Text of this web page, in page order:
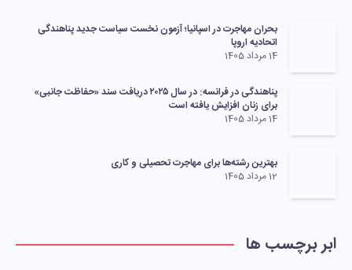
بحران مهاجرت در اسپانیا؛ آزمون نخست سیاست جدید پناهندگی
اتحادیه اروپا
14 مرداد 1405
پناهندگی در فرانسه: در سال ۲۰۲۵ دریافت سند «حفاظت جانبی»
برای زنان افزایش یافته است
14 مرداد 1405
بهترین رشته‌ها برای مهاجرت تحصیلی و کاری
12 مرداد 1405
ابر برچسب ها